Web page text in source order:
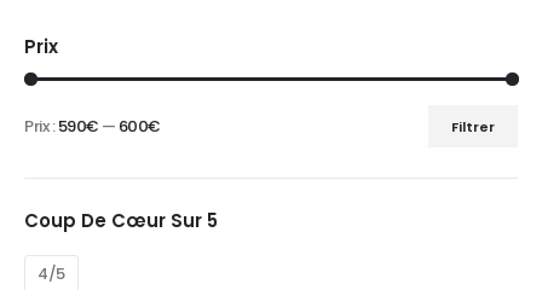
Prix
Filtrer
Prix :590€ — 600€
Coup De Cœur Sur 5
4/5